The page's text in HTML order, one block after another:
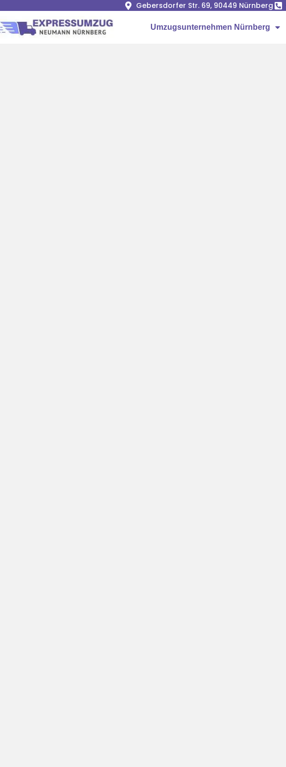
Gebersdorfer Str. 69, 90449 Nürnberg
Umzugsunternehmen Nürnberg